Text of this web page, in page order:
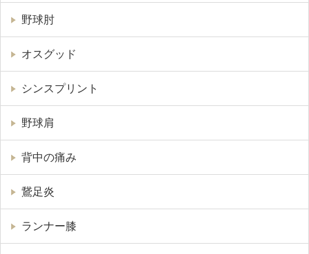
野球肘
オスグッド
シンスプリント
野球肩
背中の痛み
鵞足炎
ランナー膝